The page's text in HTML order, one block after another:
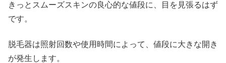
きっとスムーズスキンの良心的な値段に、目を見張るはず
です。
脱毛器は照射回数や使用時間によって、値段に大きな開き
が発生します。